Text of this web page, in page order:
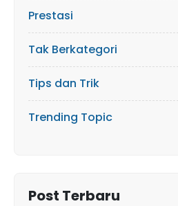
Prestasi
Tak Berkategori
Tips dan Trik
Trending Topic
Post Terbaru